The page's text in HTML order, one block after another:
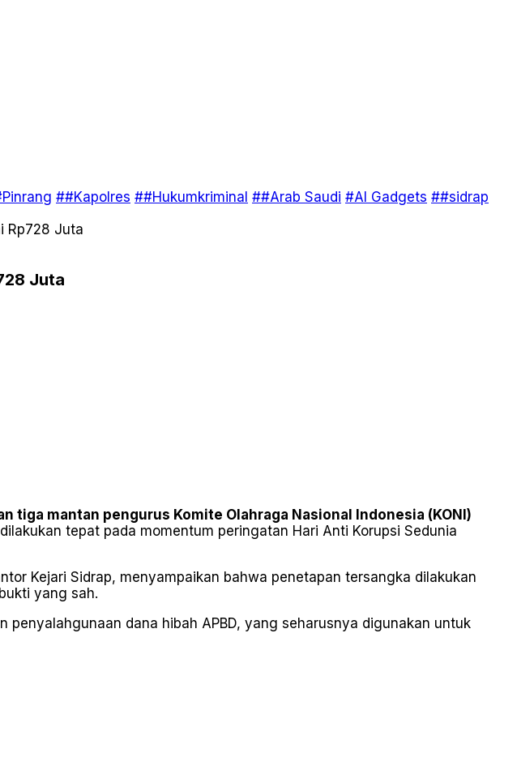
##Kapolres ##Hukumkriminal ##Arab Saudi #AI Gadgets ##sidrap
Rp728 Juta
Juta
tiga mantan pengurus Komite Olahraga Nasional Indonesia (KONI)
tepat pada momentum peringatan Hari Anti Korupsi Sedunia
Kejari Sidrap, menyampaikan bahwa penetapan tersangka dilakukan
yang sah.
dana hibah APBD, yang seharusnya digunakan untuk